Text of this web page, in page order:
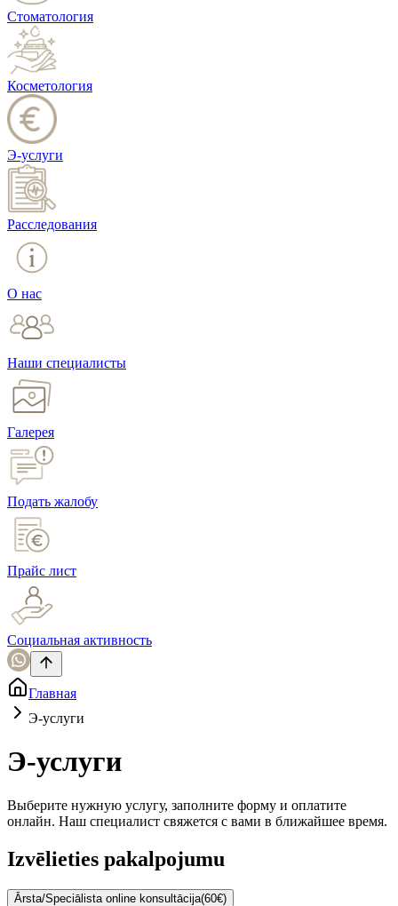
Стоматология
Косметология
Э-услуги
Расследования
О нас
Наши специалисты
Галерея
Подать жалобу
Прайс лист
Социальная активность
Главная
Э-услуги
Э-услуги
Выберите нужную услугу, заполните форму и оплатите
онлайн. Наш специалист свяжется с вами в ближайшее время.
Izvēlieties pakalpojumu
Ārsta/Speciālista online konsultācija(60€)